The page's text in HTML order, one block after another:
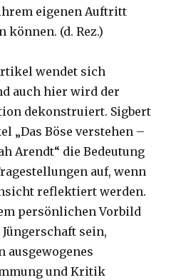
eigenen Auftritt
können. (d. Rez.)
wendet sich
auch hier wird der
dekonstruiert. Sigbert
„Das Böse verstehen –
Arendt“ die Bedeutung
auf, wenn
reflektiert werden.
persönlichen Vorbild
sein,
ausgewogenes
und Kritik